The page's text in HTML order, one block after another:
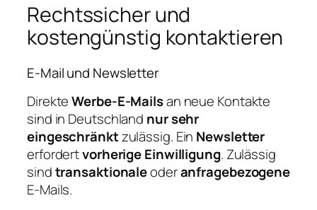
Rechtssicher und
kostengünstig kontaktieren
E‑Mail und Newsletter
DirekteWerbe‑E‑Mailsan neue Kontakte
sind in Deutschland nur sehr
eingeschränktzulässig. Ein Newsletter
erfordertvorherige Einwilligung. Zulässig
sindtransaktionaleoderanfragebezogene
E‑Mails.